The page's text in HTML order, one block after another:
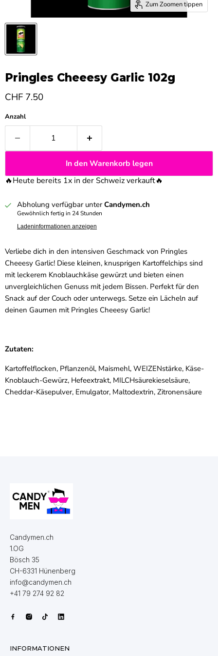
Zum Zoomen tippen
Pringles Cheeesy Garlic 102g
Aktueller Preis
CHF 7.50
Anzahl
In den Warenkorb legen
🔥Heute bereits 1x in der Schweiz verkauft🔥
Abholung verfügbar unterCandymen.ch
Gewöhnlich fertig in 24 Stunden
Ladeninformationen anzeigen
Verliebe dich in den intensiven Geschmack von Pringles
Cheeesy Garlic! Diese kleinen, knusprigen Kartoffelchips sind
mit leckerem Knoblauchkäse gewürzt und bieten einen
unvergleichlichen Genuss mit jedem Bissen. Perfekt für den
Snack auf der Couch oder unterwegs. Setze ein Lächeln auf
deinen Gaumen mit Pringles Cheeesy Garlic!
Zutaten:
Kartoffelflocken, Pflanzenöl, Maismehl, WEIZENstärke, Käse-
Knoblauch-Gewürz, Hefeextrakt, MILCHsäurekieselsäure,
Cheddar-Käsepulver, Emulgator, Maltodextrin, Zitronensäure
Candymen.ch
1.OG
Bösch 35
CH-6331 Hünenberg
info@candymen.ch
+41 79 274 92 82
INFORMATIONEN